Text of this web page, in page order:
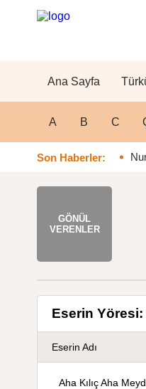
Ana Sayfa
A B C
Son Haberler:
GÖNÜL
VERENLER
Eserin Yöresi:
Eserin Adı
Aha Kılıç Aha